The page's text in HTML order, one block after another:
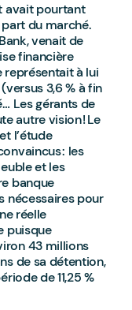
avait pourtant
du marché.
venait de
financière
représentait à lui
3,6 % à fin
Les gérants de
autre vision ! Le
l’étude
: les
et les
banque
nécessaires pour
réelle
puisque
43 millions
de sa détention,
de 11,25 %